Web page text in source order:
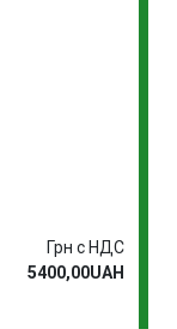
Грн с НДС
5400,00UAH